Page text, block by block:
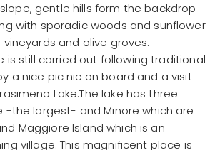
gentle hills form the backdrop
with sporadic woods and sunflower
and olive groves.
is still carried out following traditional
a nice pic nic on board and a visit
Lake.The lake has three
-the largest- and Minore which are
Maggiore Island which is an
village. This magnificent place is